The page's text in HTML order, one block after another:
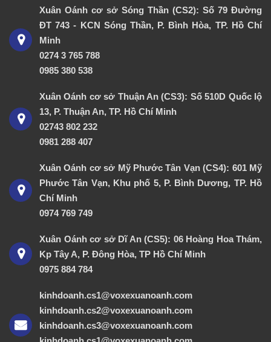
Xuân Oánh cơ sở Sóng Thần (CS2): Số 79 Đường
ĐT 743 - KCN Sóng Thần, P. Bình Hòa, TP. Hồ Chí
Minh
0274 3 765 788
0985 380 538
Xuân Oánh cơ sở Thuận An (CS3): Số 510D Quốc lộ
13, P. Thuận An, TP. Hồ Chí Minh
02743 802 232
0981 288 407
Xuân Oánh cơ sở Mỹ Phước Tân Vạn (CS4): 601 Mỹ
Phước Tân Vạn, Khu phố 5, P. Bình Dương, TP. Hồ
Chí Minh
0974 769 749
Xuân Oánh cơ sở Dĩ An (CS5): 06 Hoàng Hoa Thám,
Kp Tây A, P. Đông Hòa, TP Hồ Chí Minh
0975 884 784
kinhdoanh.cs1@voxexuanoanh.com
kinhdoanh.cs2@voxexuanoanh.com
kinhdoanh.cs3@voxexuanoanh.com